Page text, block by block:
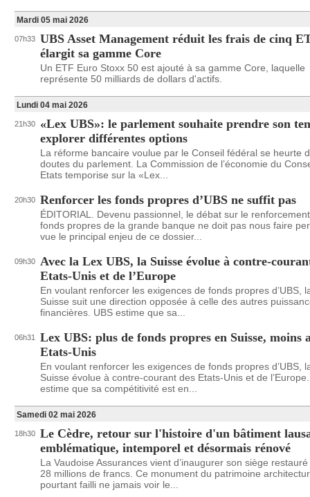
Mardi 05 mai 2026
07h33 UBS Asset Management réduit les frais de cinq
élargit sa gamme Core
Un ETF Euro Stoxx 50 est ajouté à sa gamme Core, laquelle
représente 50 milliards de dollars d'actifs.
Lundi 04 mai 2026
21h30
«Lex UBS»: le parlement souhaite prendre son
explorer différentes options
La réforme bancaire voulue par le Conseil fédéral se heurte
doutes du parlement. La Commission de l’économie du
Etats temporise sur la «Lex...
20h30 Renforcer les fonds propres d’UBS ne suffit pas
ÉDITORIAL. Devenu passionnel, le débat sur le
fonds propres de la grande banque ne doit pas nous faire
vue le principal enjeu de ce dossier...
09h30 Avec la Lex UBS, la Suisse évolue à contre-
Etats-Unis et de l’Europe
En voulant renforcer les exigences de fonds propres d’UBS,
Suisse suit une direction opposée à celle des autres
financières. UBS estime que sa...
06h31
Lex UBS: plus de fonds propres en Suisse, moins
Etats-Unis
En voulant renforcer les exigences de fonds propres d’UBS,
Suisse évolue à contre-courant des Etats-Unis et de
estime que sa compétitivité est en...
Samedi 02 mai 2026
18h30 Le Cèdre, retour sur l'histoire d'un bâtiment
emblématique, intemporel et désormais rénové
La Vaudoise Assurances vient d’inaugurer son siège
28 millions de francs. Ce monument du patrimoine
pourtant failli ne jamais voir le...